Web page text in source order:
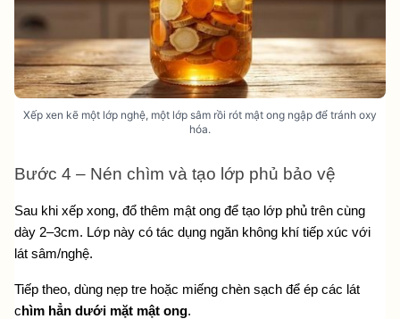
Xếp xen kẽ một lớp nghệ, một lớp sâm rồi rót mật ong ngập để tránh oxy
hóa.
Bước 4 – Nén chìm và tạo lớp phủ bảo vệ
Sau khi xếp xong, đổ thêm mật ong để tạo lớp phủ trên cùng
dày 2–3cm. Lớp này có tác dụng ngăn không khí tiếp xúc với
lát sâm/nghệ.
Tiếp theo, dùng nẹp tre hoặc miếng chèn sạch để ép các lát
c hìm hẳn dưới mặt mật ong.